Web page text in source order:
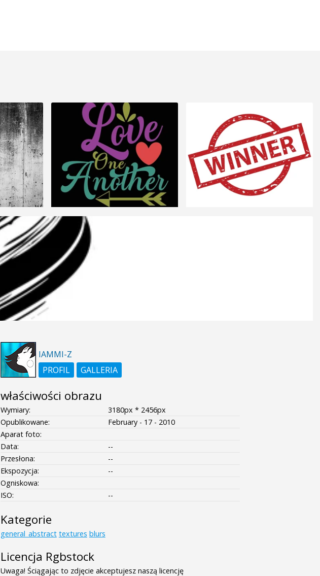
IAMMI-Z
PROFIL
GALLERIA
właściwości obrazu
Wymiary:
3180px * 2456px
Opublikowane:
February - 17 - 2010
Aparat foto:
Data:
--
Przesłona:
--
Ekspozycja:
--
Ogniskowa:
ISO:
--
Kategorie
general_abstract textures blurs
Licencja Rgbstock
Uwaga! Ściągając to zdjęcie akceptujesz naszą licencję